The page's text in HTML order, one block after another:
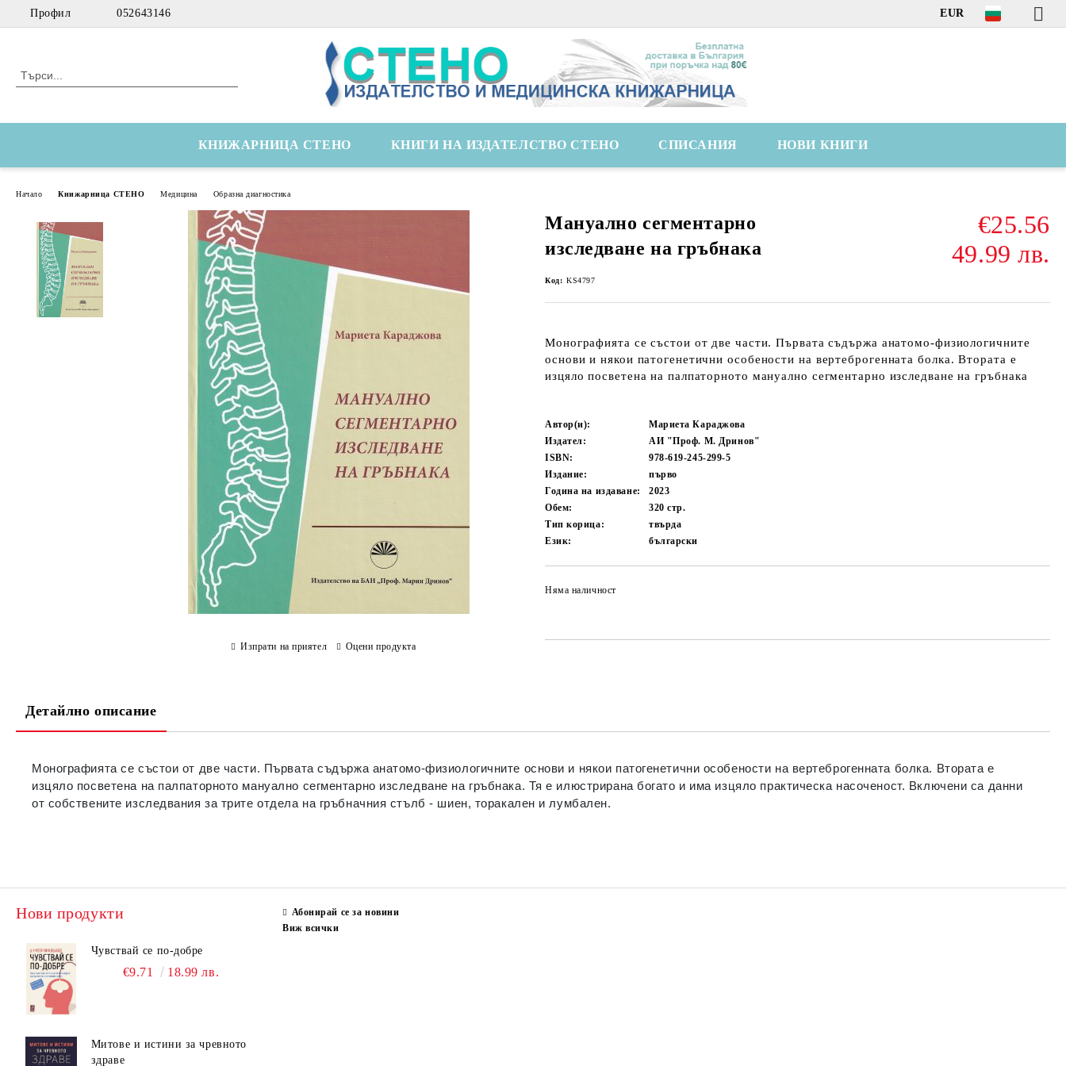
Профил 052643146 EUR
КНИЖАРНИЦА СТЕНО КНИГИ НА ИЗДАТЕЛСТВО СТЕНО СПИСАНИЯ НОВИ КНИГИ
Начало Книжарница СТЕНО Медицина Образна диагностика
Мануално сегментарно
изследване на гръбнака
€25.56
49.99 лв.
Код: KS4797
Монографията се състои от две части. Първата съдържа анатомо-физиологичните
основи и някои патогенетични особености на вертеброгенната болка. Втората е
изцяло посветена на палпаторното мануално сегментарно изследване на гръбнака
Автор(и):
Мариета Караджова
Издател:
АИ "Проф. М. Дринов"
ISBN:
978-619-245-299-5
Издание:
първо
Година на издаване:
2023
Обем:
320стр.
Тип корица:
твърда
Език:
български
Няма наличност
Изпрати на приятел Оцени продукта
Детайлно описание
Монографията се състои от две части. Първата съдържа анатомо-физиологичните основи и някои патогенетични особености на вертеброгенната болка. Втората е
изцяло посветена на палпаторното мануално сегментарно изследване на гръбнака. Тя е илюстрирана богато и има изцяло практическа насоченост. Включени са данни
от собствените изследвания за трите отдела на гръбначния стълб - шиен, торакален и лумбален.
Нови продукти
Чувствай се по-добре
€9.71 18.99 лв.
Митове и истини за чревното
здраве
Абонирай се за новини
Виж всички